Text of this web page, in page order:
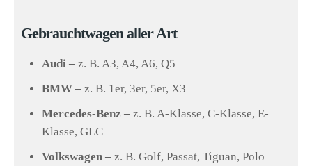
Gebrauchtwagen aller Art
Audi – z. B. A3, A4, A6, Q5
BMW – z. B. 1er, 3er, 5er, X3
Mercedes-Benz – z. B. A-Klasse, C-Klasse, E-
Klasse, GLC
Volkswagen – z. B. Golf, Passat, Tiguan, Polo